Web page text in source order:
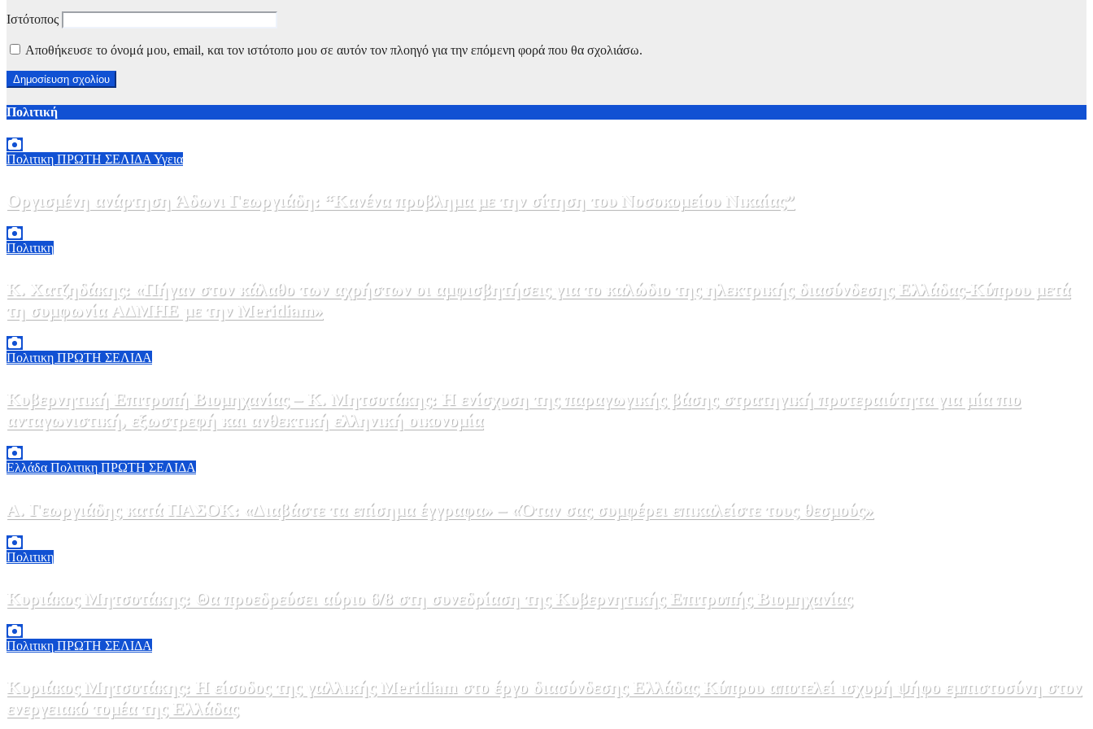
Ιστότοπος
Αποθήκευσε το όνομά μου, email, και τον ιστότοπο μου σε αυτόν τον πλοηγό για την επόμενη φορά που θα σχολιάσω.
Πολιτική
Πολιτικη ΠΡΩΤΗ ΣΕΛΙΔΑ Υγεια
Οργισμένη ανάρτηση Άδωνι Γεωργιάδη: “Κανένα προβλημα με την σίτηση του Νοσοκομείου Νικαίας”
Πολιτικη
Κ. Χατζηδάκης: «Πήγαν στον κάλαθο των αχρήστων οι αμφισβητήσεις για το καλώδιο της ηλεκτρικής διασύνδεσης Ελλάδας-Κύπρου μετά
τη συμφωνία ΑΔΜΗΕ με την Meridiam»
Πολιτικη ΠΡΩΤΗ ΣΕΛΙΔΑ
Κυβερνητική Επιτροπή Βιομηχανίας – Κ. Μητσοτάκης: Η ενίσχυση της παραγωγικής βάσης στρατηγική προτεραιότητα για μία πιο
ανταγωνιστική, εξωστρεφή και ανθεκτική ελληνική οικονομία
Ελλάδα Πολιτικη ΠΡΩΤΗ ΣΕΛΙΔΑ
Α. Γεωργιάδης κατά ΠΑΣΟΚ: «Διαβάστε τα επίσημα έγγραφα» – «Όταν σας συμφέρει επικαλείστε τους θεσμούς»
Πολιτικη
Κυριάκος Μητσοτάκης: Θα προεδρεύσει αύριο 6/8 στη συνεδρίαση της Κυβερνητικής Επιτροπής Βιομηχανίας
Πολιτικη ΠΡΩΤΗ ΣΕΛΙΔΑ
Κυριάκος Μητσοτάκης: Η είσοδος της γαλλικής Meridiam στο έργο διασύνδεσης Ελλάδας Κύπρου αποτελεί ισχυρή ψήφο εμπιστοσύνη στον
ενεργειακό τομέα της Ελλάδας